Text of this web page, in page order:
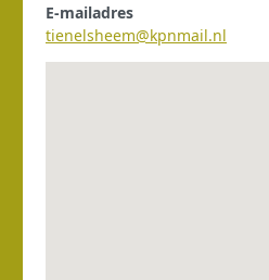
E-mailadres
tienelsheem@kpnmail.nl